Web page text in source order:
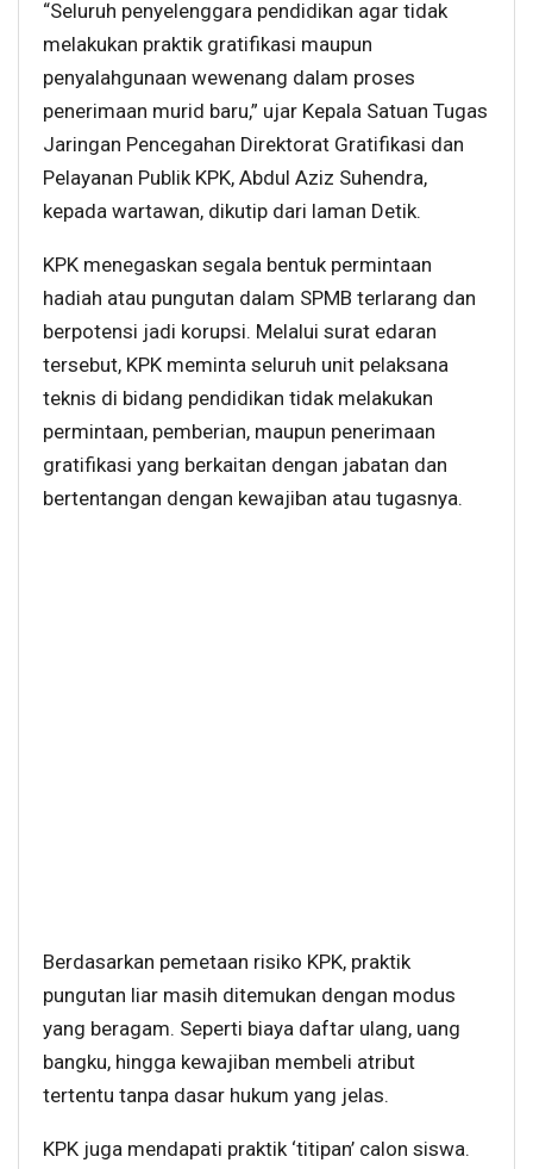
“Seluruh penyelenggara pendidikan agar tidak
melakukan praktik gratifikasi maupun
penyalahgunaan wewenang dalam proses
penerimaan murid baru,” ujar Kepala Satuan Tugas
Jaringan Pencegahan Direktorat Gratifikasi dan
Pelayanan Publik KPK, Abdul Aziz Suhendra,
kepada wartawan, dikutip dari laman Detik.
KPK menegaskan segala bentuk permintaan
hadiah atau pungutan dalam SPMB terlarang dan
berpotensi jadi korupsi. Melalui surat edaran
tersebut, KPK meminta seluruh unit pelaksana
teknis di bidang pendidikan tidak melakukan
permintaan, pemberian, maupun penerimaan
gratifikasi yang berkaitan dengan jabatan dan
bertentangan dengan kewajiban atau tugasnya.
Berdasarkan pemetaan risiko KPK, praktik
pungutan liar masih ditemukan dengan modus
yang beragam. Seperti biaya daftar ulang, uang
bangku, hingga kewajiban membeli atribut
tertentu tanpa dasar hukum yang jelas.
KPK juga mendapati praktik ‘titipan’ calon siswa.